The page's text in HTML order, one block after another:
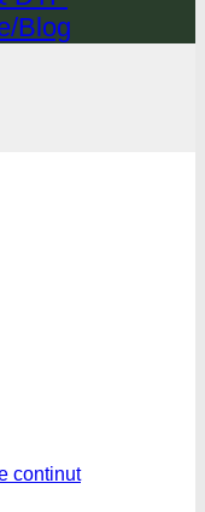
Blog